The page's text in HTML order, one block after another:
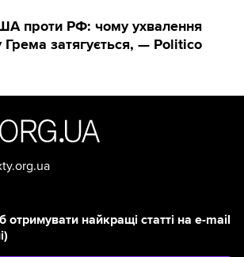
проти РФ: чому ухвалення
Грема затягується, — Politico
отримувати найкращі статті на e-mail